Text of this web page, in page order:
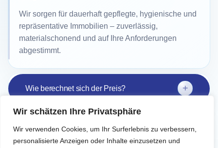
Wir schätzen Ihre Privatsphäre
Wir verwenden Cookies, um Ihr Surferlebnis zu verbessern,
personalisierte Anzeigen oder Inhalte einzusetzen und
Wir sorgen für dauerhaft gepflegte, hygienische und
repräsentative Immobilien – zuverlässig,
materialschonend und auf Ihre Anforderungen
abgestimmt.
Wie berechnet sich der Preis?